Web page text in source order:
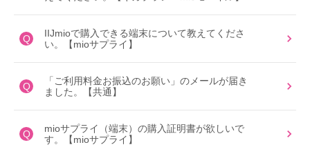
Q
IIJmioで購入できる端末について教えてくださ
い。【mioサプライ】
Q
「ご利用料金お振込のお願い」のメールが届き
ました。【共通】
Q
mioサプライ（端末）の購入証明書が欲しいで
す。【mioサプライ】